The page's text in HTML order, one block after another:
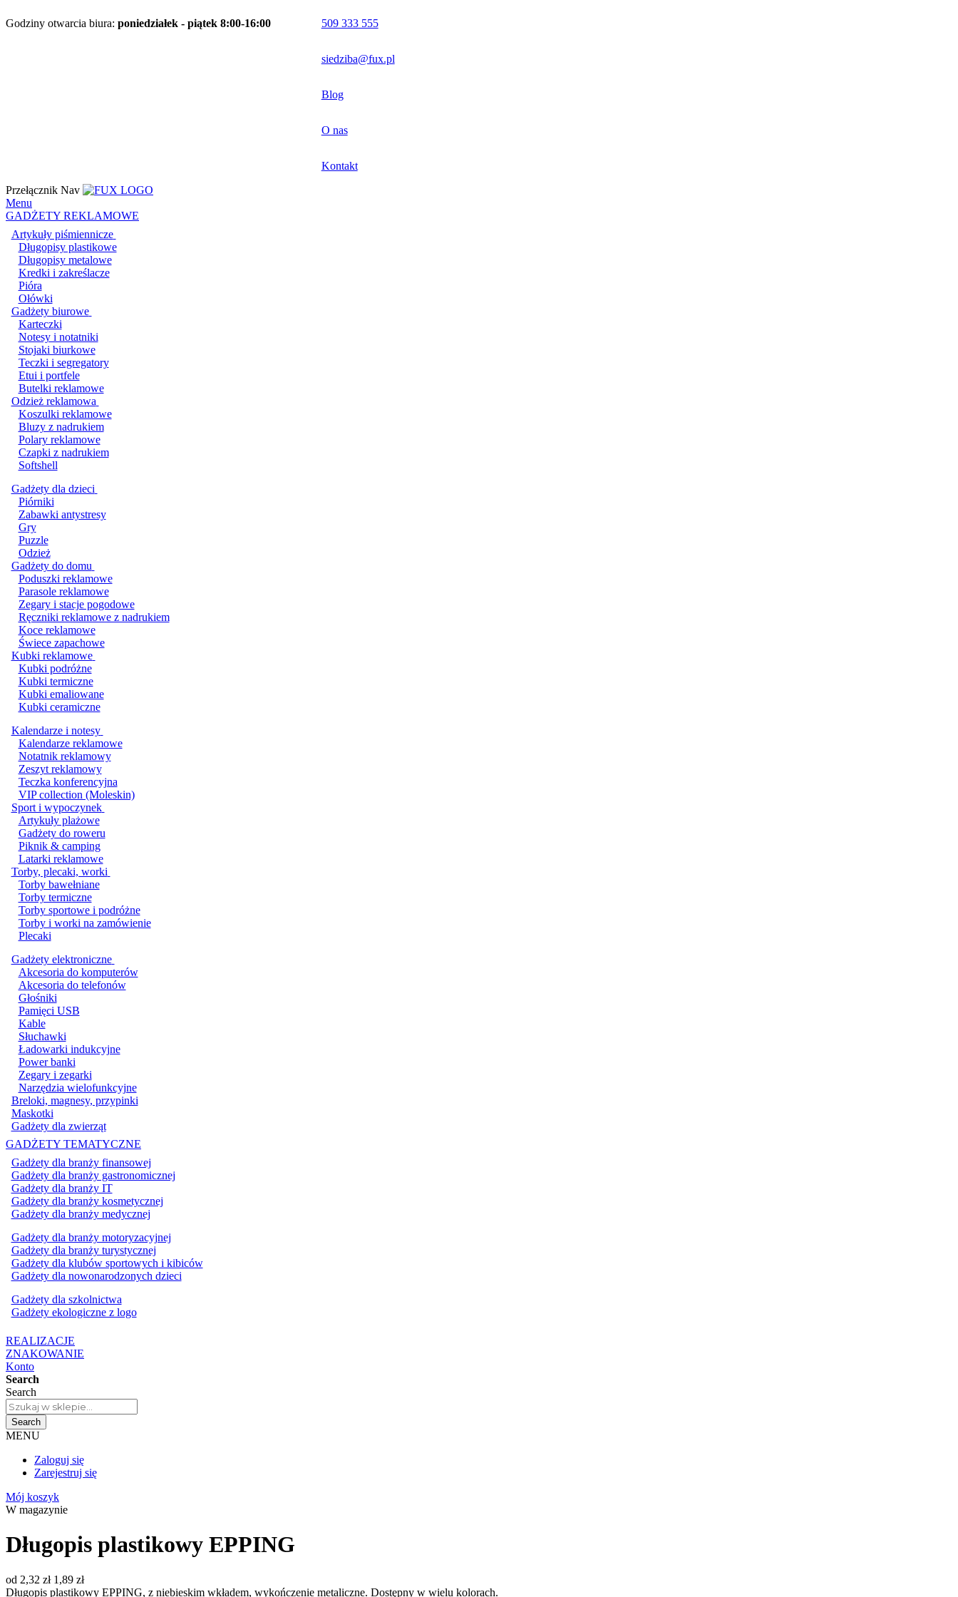
Godziny otwarcia biura: poniedziałek - piątek 8:00-16:00 509 333 555
siedziba@fux.pl
Blog
O nas
Kontakt
Przełącznik Nav
Menu
GADŻETY REKLAMOWE
Artykuły piśmiennicze
Długopisy plastikowe
Długopisy metalowe
Kredki i zakreślacze
Pióra
Ołówki
Gadżety biurowe
Karteczki
Notesy i notatniki
Stojaki biurkowe
Teczki i segregatory
Etui i portfele
Butelki reklamowe
Odzież reklamowa
Koszulki reklamowe
Bluzy z nadrukiem
Polary reklamowe
Czapki z nadrukiem
Softshell
Gadżety dla dzieci
Piórniki
Zabawki antystresy
Gry
Puzzle
Odzież
Gadżety do domu
Poduszki reklamowe
Parasole reklamowe
Zegary i stacje pogodowe
Ręczniki reklamowe z nadrukiem
Koce reklamowe
Świece zapachowe
Kubki reklamowe
Kubki podróżne
Kubki termiczne
Kubki emaliowane
Kubki ceramiczne
Kalendarze i notesy
Kalendarze reklamowe
Notatnik reklamowy
Zeszyt reklamowy
Teczka konferencyjna
VIP collection (Moleskin)
Sport i wypoczynek
Artykuły plażowe
Gadżety do roweru
Piknik & camping
Latarki reklamowe
Torby, plecaki, worki
Torby bawełniane
Torby termiczne
Torby sportowe i podróżne
Torby i worki na zamówienie
Plecaki
Gadżety elektroniczne
Akcesoria do komputerów
Akcesoria do telefonów
Głośniki
Pamięci USB
Kable
Słuchawki
Ładowarki indukcyjne
Power banki
Zegary i zegarki
Narzędzia wielofunkcyjne
Breloki, magnesy, przypinki
Maskotki
Gadżety dla zwierząt
GADŻETY TEMATYCZNE
Gadżety dla branży finansowej
Gadżety dla branży gastronomicznej
Gadżety dla branży IT
Gadżety dla branży kosmetycznej
Gadżety dla branży medycznej
Gadżety dla branży motoryzacyjnej
Gadżety dla branży turystycznej
Gadżety dla klubów sportowych i kibiców
Gadżety dla nowonarodzonych dzieci
Gadżety dla szkolnictwa
Gadżety ekologiczne z logo
REALIZACJE
ZNAKOWANIE
Konto
Search
Search
Search
MENU
Zaloguj się
Zarejestruj się
Mój koszyk
W magazynie
Długopis plastikowy EPPING
od 2,32 zł 1,89 zł
Długopis plastikowy EPPING, z niebieskim wkładem, wykończenie metaliczne. Dostępny w wielu kolorach.